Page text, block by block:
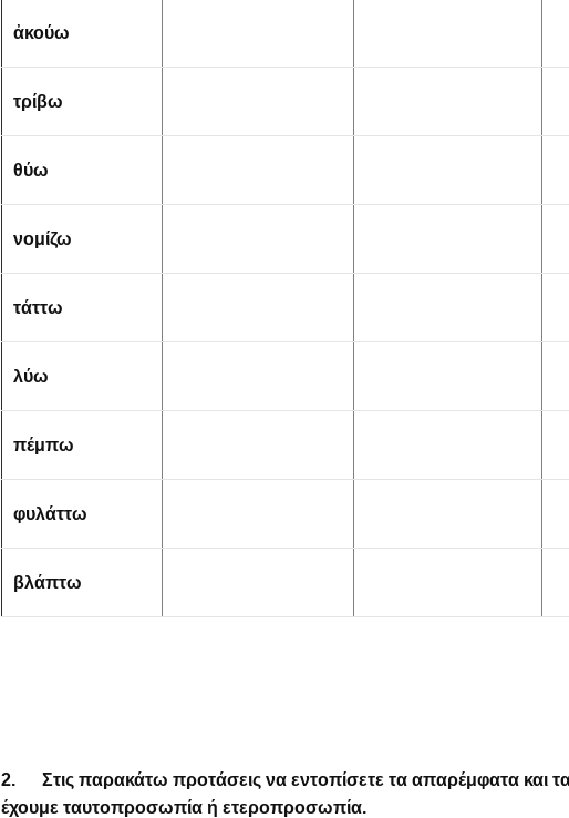
ἀκούω
τρίβω
θύω
νομίζω
τάττω
λύω
πέμπω
φυλάττω
βλάπτω
2. Στις παρακάτω προτάσεις να εντοπίσετε τα απαρέμφατα και
έχουμε ταυτοπροσωπία ή ετεροπροσωπία.